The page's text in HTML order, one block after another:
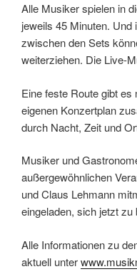
Alle Musiker spielen in
jeweils 45 Minuten.
zwischen den Sets
weiterziehen. Die Live-
Eine feste Route gibt
eigenen Konzertplan
durch Nacht, Zeit und
Musiker und
außergewöhnlichen
und Claus Lehmann
eingeladen, sich jetzt zu
Alle Informationen zu
aktuell unter